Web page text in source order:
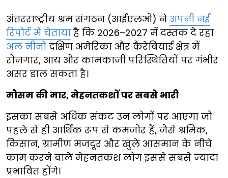
अंतरराष्ट्रीय श्रम संगठन (आईएलओ) ने अपनी नई
रिपोर्ट में चेताया है कि 2026–2027 में दस्तक दे रहा
अल नीनो दक्षिण अमेरिका और कैरेबियाई क्षेत्र में
रोजगार, आय और कामकाजी परिस्थितियों पर गंभीर
असर डाल सकता है।
मौसम की मार, मेहनतकशों पर सबसे भारी
इसका सबसे अधिक संकट उन लोगों पर आएगा जो
पहले से ही आर्थिक रूप से कमजोर हैं, जैसे श्रमिक,
किसान, ग्रामीण मजदूर और खुले आसमान के नीचे
काम करने वाले मेहनतकश लोग इससे सबसे ज्यादा
प्रभावित होंगे।